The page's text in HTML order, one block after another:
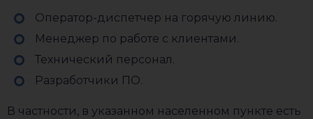
Оператор-диспетчер на горячую линию.
Менеджер по работе с клиентами.
Технический персонал.
Разработчики ПО.
В частности, в указанном населенном пункте есть